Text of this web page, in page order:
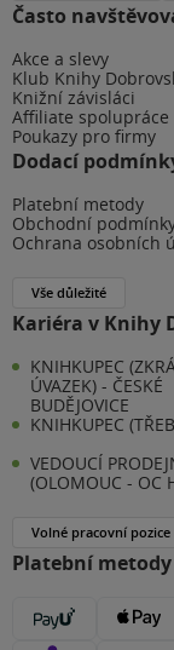
Často
Akce a slevy
Klub Knihy
Knižní závisláci
Affiliate spolupráce
Poukazy pro firmy
Dodací
Platební metody
Obchodní
Ochrana osobních
Vše důležité
Kariéra v Knihy
KNIHKUPEC
ÚVAZEK) - ČESKÉ
BUDĚJOVICE
KNIHKUPEC
VEDOUCÍ
(OLOMOUC - OC
Volné pracovní pozice
Platební metody